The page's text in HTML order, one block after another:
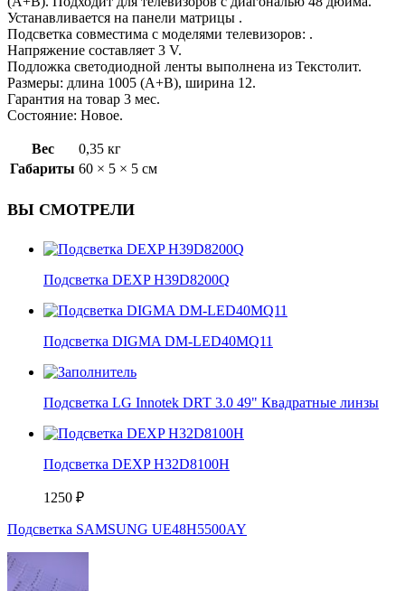
Устанавливается на панели матрицы .
Подсветка совместима с моделями телевизоров: .
Напряжение составляет 3 V.
Подложка светодиодной ленты выполнена из Текстолит.
Размеры: длина 1005 (A+B), ширина 12.
Гарантия на товар 3 мес.
Состояние: Новое.
Вес
0,35 кг
Габариты 60 × 5 × 5 см
ВЫ СМОТРЕЛИ
Подсветка DEXP H39D8200Q
Подсветка DIGMA DM-LED40MQ11
Подсветка LG Innotek DRT 3.0 49" Квадратные линзы
Подсветка DEXP H32D8100H
1250 ₽
Подсветка SAMSUNG UE48H5500AY